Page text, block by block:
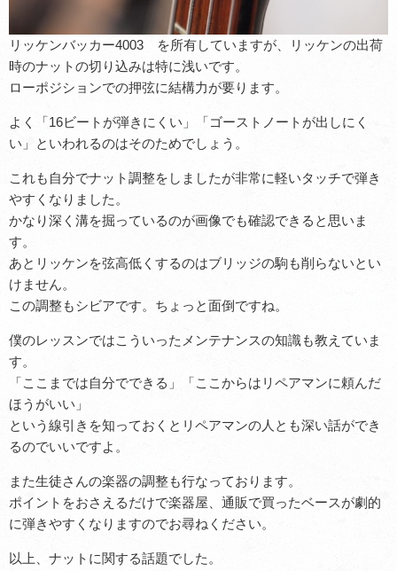
リッケンバッカー4003 を所有していますが、リッケンの出荷
時のナットの切り込みは特に浅いです。
ローポジションでの押弦に結構力が要ります。
よく「 16ビートが弾きにくい 」「 ゴーストノートが出しにく
い 」といわれるのはそのためでしょう。
これも自分でナット調整をしましたが非常に軽いタッチで弾き
やすくなりました。
かなり深く溝を掘っているのが画像でも確認できると思いま
す。
あとリッケンを弦高低くするのはブリッジの駒も削らないとい
けません。
この調整もシビアです。ちょっと面倒ですね。
僕のレッスンではこういったメンテナンスの知識も教えていま
す。
「ここまでは自分でできる」「ここからはリペアマンに頼んだ
ほうがいい」
という線引きを知っておくとリペアマンの人とも深い話ができ
るのでいいですよ。
また生徒さんの楽器の調整も行なっております。
ポイントをおさえるだけで楽器屋、通販で買ったベースが劇的
に弾きやすくなりますのでお尋ねください。
以上、ナットに関する話題でした。